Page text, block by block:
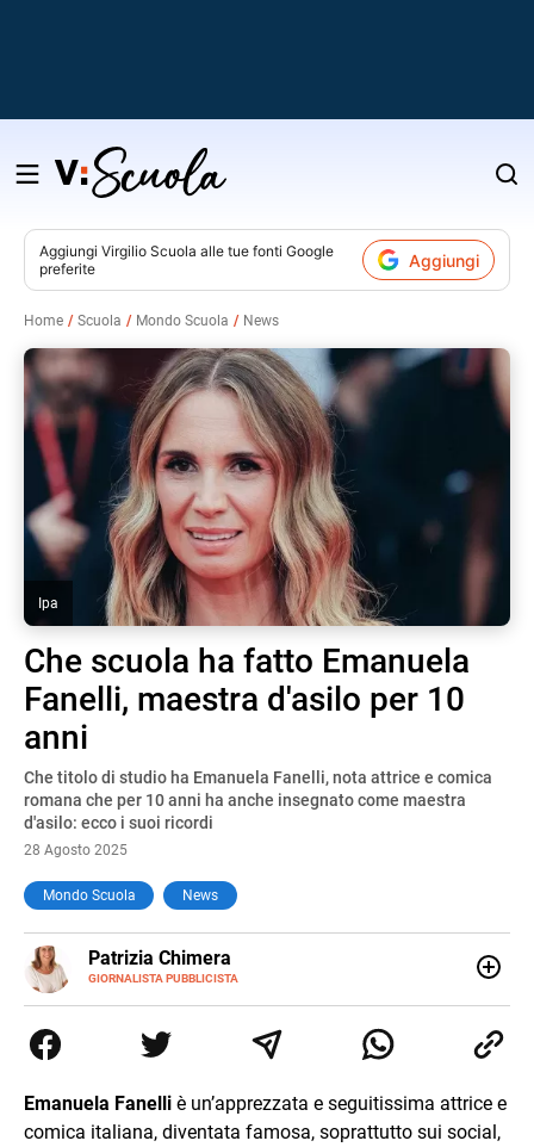
Salta
contenuto
Aggiungi Virgilio Scuola alle tue fonti Google
preferite
Aggiungi
Home Scuola Mondo Scuola News
Ipa
Che scuola ha fatto Emanuela
Fanelli, maestra d'asilo per 10
anni
Che titolo di studio ha Emanuela Fanelli, nota attrice e comica
romana che per 10 anni ha anche insegnato come maestra
d'asilo: ecco i suoi ricordi
28 Agosto 2025
Mondo Scuola News
Patrizia Chimera
GIORNALISTA PUBBLICISTA
E-
MAIL
LINKEDIN
collaborato con grandi gruppi editoriali e agenzie di
comunicazione specializzandosi nella scrittura di articoli
Emanuela Fanelli è un’apprezzata e seguitissima attrice e
comica italiana, diventata famosa, soprattutto sui social,